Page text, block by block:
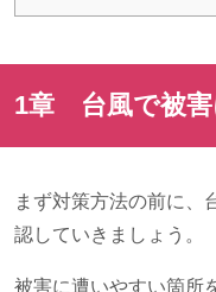
1章 台風で被害
まず対策方法の前に、
認していきましょう。
被害に遭いやすい箇所